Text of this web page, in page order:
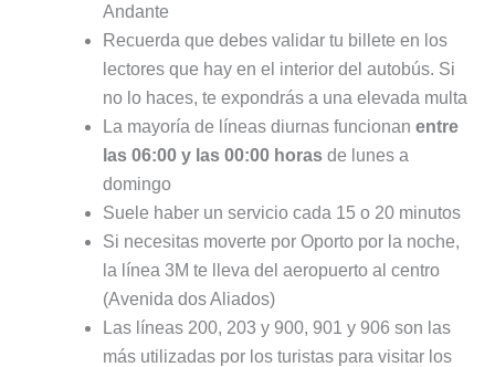
Andante
Recuerda que debes validar tu billete en los
lectores que hay en el interior del autobús. Si
no lo haces, te expondrás a una elevada multa
La mayoría de líneas diurnas funcionan entre
las 06:00 y las 00:00 horasde lunes a
domingo
Suele haber un servicio cada 15 o 20 minutos
Si necesitas moverte por Oporto por la noche,
la línea 3M te lleva del aeropuerto al centro
(Avenida dos Aliados)
Las líneas 200, 203 y 900, 901 y 906 son las
más utilizadas por los turistas para visitar los